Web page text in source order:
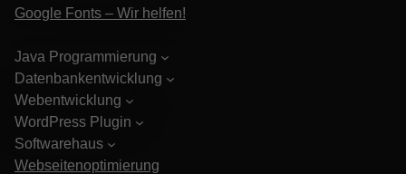
Google Fonts – Wir helfen!
Java Programmierung
Datenbankentwicklung
Webentwicklung
WordPress Plugin
Softwarehaus
Webseitenoptimierung